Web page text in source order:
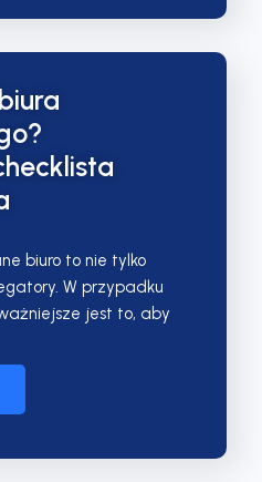
biuro to nie tylko
W przypadku
jest to, aby